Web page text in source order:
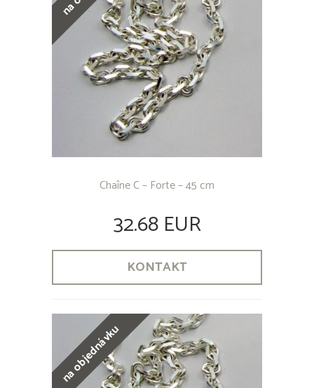
Chaîne C – Forte – 45 cm
32.68 EUR
KONTAKT
na objednávku